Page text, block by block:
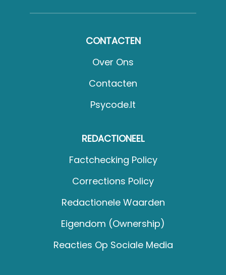
CONTACTEN
Over Ons
Contacten
Psycode.it
REDACTIONEEL
Factchecking Policy
Corrections Policy
Redactionele Waarden
Eigendom (Ownership)
Reacties Op Sociale Media